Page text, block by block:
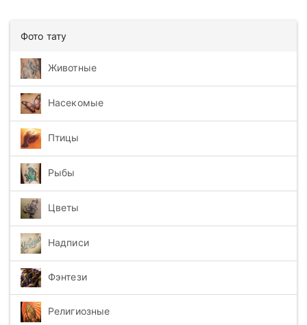
Фото тату
Животные
Насекомые
Птицы
Рыбы
Цветы
Надписи
Фэнтези
Религиозные